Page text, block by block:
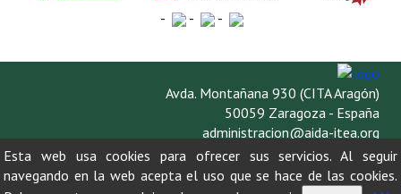
-
- -
Avda. Montañana 930 (CITA Aragón)
50059 Zaragoza - España
administracion@aida-itea.org
976 716 305
Esta web usa cookies para ofrecer sus servicios. Al seguir
navegando en la web acepta el uso que se hace de las cookies.